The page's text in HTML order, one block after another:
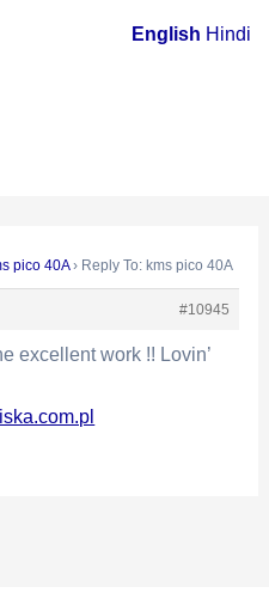
pico 40A › Reply To: kms pico 40A
#10945
excellent work !! Lovin’
English Hindi